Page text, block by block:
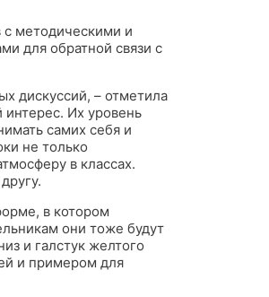
с методическими и
для обратной связи с
дискуссий, – отметила
Их уровень
самих себя и
не только
в классах.
в котором
они тоже будут
и галстук желтого
и примером для